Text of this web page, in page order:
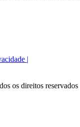
|
os direitos reservados